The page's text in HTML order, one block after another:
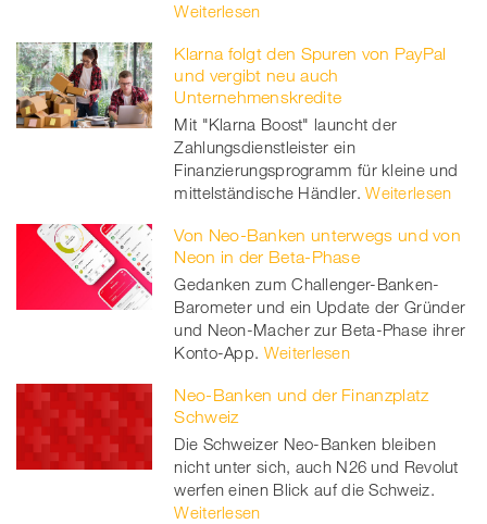
Weiterlesen
Klarna folgt den Spuren von PayPal
und vergibt neu auch
Unternehmenskredite
Mit "Klarna Boost" launcht der
Zahlungsdienstleister ein
Finanzierungsprogramm für kleine und
mittelständische Händler. Weiterlesen
Von Neo-Banken unterwegs und von
Neon in der Beta-Phase
Gedanken zum Challenger-Banken-
Barometer und ein Update der Gründer
und Neon-Macher zur Beta-Phase ihrer
Konto-App. Weiterlesen
Neo-Banken und der Finanzplatz
Schweiz
Die Schweizer Neo-Banken bleiben
nicht unter sich, auch N26 und Revolut
werfen einen Blick auf die Schweiz.
Weiterlesen